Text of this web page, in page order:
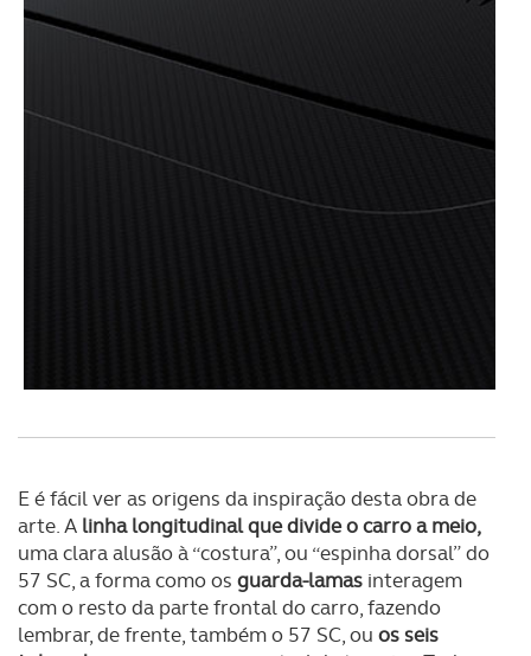
E é fácil ver as origens da inspiração desta obra de
arte. A linha longitudinal que divide o carro a meio,
uma clara alusão à “costura”, ou “espinha dorsal” do
57 SC, a forma como os guarda-lamas interagem
com o resto da parte frontal do carro, fazendo
lembrar, de frente, também o 57 SC, ou os seis